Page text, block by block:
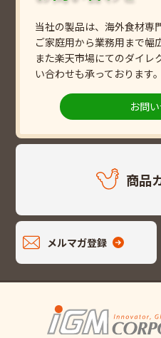
当社の製品は、海外食材専
ご家庭用から業務用まで幅
また楽天市場にてのダイレ
い合わせも承っております。
お問
商品
メルマガ登録